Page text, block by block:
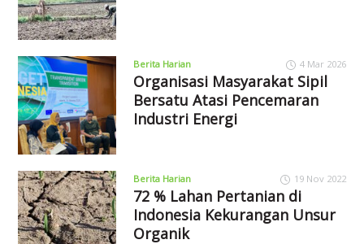
Berita Harian 4 Mar 2026
Organisasi Masyarakat Sipil
Bersatu Atasi Pencemaran
Industri Energi
Berita Harian 19 Nov 2022
72 % Lahan Pertanian di
Indonesia Kekurangan Unsur
Organik